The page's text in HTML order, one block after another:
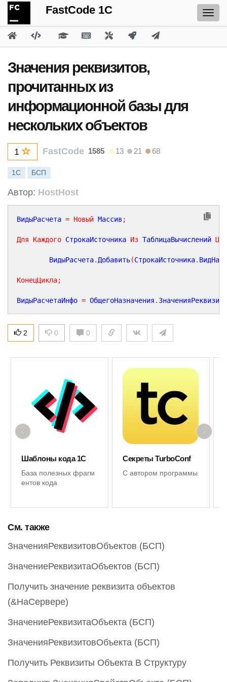
FastCode 1C
Значения реквизитов,
прочитанных из
информационной базы для
нескольких объектов
1 FastCode 1585 13 21 68
1С БСП
Автор: HostHost
ВидыРасчета = Новый Массив ;
Для Каждого СтрокаИсточника Из ТаблицаВычислений
        ВидыРасчета
. Добавить(СтрокаИсточника.
КонецЦикла;
ВидыРасчетаИнфо = ОбщегоНазначения .
2 0 0
Шаблоны кода 1С
База полезных фрагм
ентов кода
Секреты TurboConf
С автором программы
‹ ›
См. также
ЗначенияРеквизитовОбъектов (БСП)
ЗначениеРеквизитаОбъектов (БСП)
Получить значение реквизита объектов
(&НаСервере)
ЗначениеРеквизитаОбъекта (БСП)
ЗначенияРеквизитовОбъекта (БСП)
Получить Реквизиты Объекта В Структуру